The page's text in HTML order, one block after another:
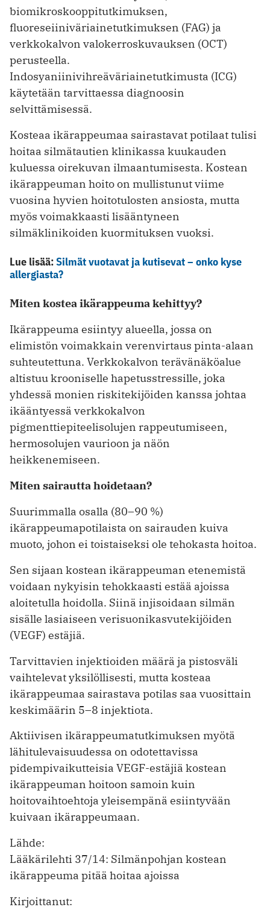
biomikroskooppitutkimuksen,
fluoreseiiniväriainetutkimuksen (FAG) ja
verkkokalvon valokerroskuvauksen (OCT)
perusteella.
Indosyaniinivihreäväriainetutkimusta (ICG)
käytetään tarvittaessa diagnoosin
selvittämisessä.
Kosteaa ikärappeumaa sairastavat potilaat tulisi
hoitaa silmätautien klinikassa kuukauden
kuluessa oirekuvan ilmaantumisesta. Kostean
ikärappeuman hoito on mullistunut viime
vuosina hyvien hoitotulosten ansiosta, mutta
myös voimakkaasti lisääntyneen
silmäklinikoiden kuormituksen vuoksi.
Lue lisää:Silmät vuotavat ja kutisevat – onko kyse
allergiasta?
Miten kostea ikärappeuma kehittyy?
Ikärappeuma esiintyy alueella, jossa on
elimistön voimakkain verenvirtaus pinta-alaan
suhteutettuna. Verkkokalvon terävänäköalue
altistuu krooniselle hapetusstressille, joka
yhdessä monien riskitekijöiden kanssa johtaa
ikääntyessä verkkokalvon
pigmenttiepiteelisolujen rappeutumiseen,
hermosolujen vaurioon ja näön
heikkenemiseen.
Miten sairautta hoidetaan?
Suurimmalla osalla (80–90 %)
ikärappeumapotilaista on sairauden kuiva
muoto, johon ei toistaiseksi ole tehokasta hoitoa.
Sen sijaan kostean ikärappeuman etenemistä
voidaan nykyisin tehokkaasti estää ajoissa
aloitetulla hoidolla. Siinä injisoidaan silmän
sisälle lasiaiseen verisuonikasvutekijöiden
(VEGF) estäjiä.
Tarvittavien injektioiden määrä ja pistosväli
vaihtelevat yksilöllisesti, mutta kosteaa
ikärappeumaa sairastava potilas saa vuosittain
keskimäärin 5–8 injektiota.
Aktiivisen ikärappeumatutkimuksen myötä
lähitulevaisuudessa on odotettavissa
pidempivaikutteisia VEGF-estäjiä kostean
ikärappeuman hoitoon samoin kuin
hoitovaihtoehtoja yleisempänä esiintyvään
kuivaan ikärappeumaan.
Lähde:
Lääkärilehti 37/14: Silmänpohjan kostean
ikärappeuma pitää hoitaa ajoissa
Kirjoittanut: